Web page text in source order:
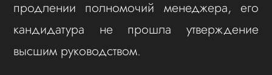
продлении полномочий менеджера, его
кандидатура не прошла утверждение
высшим руководством.